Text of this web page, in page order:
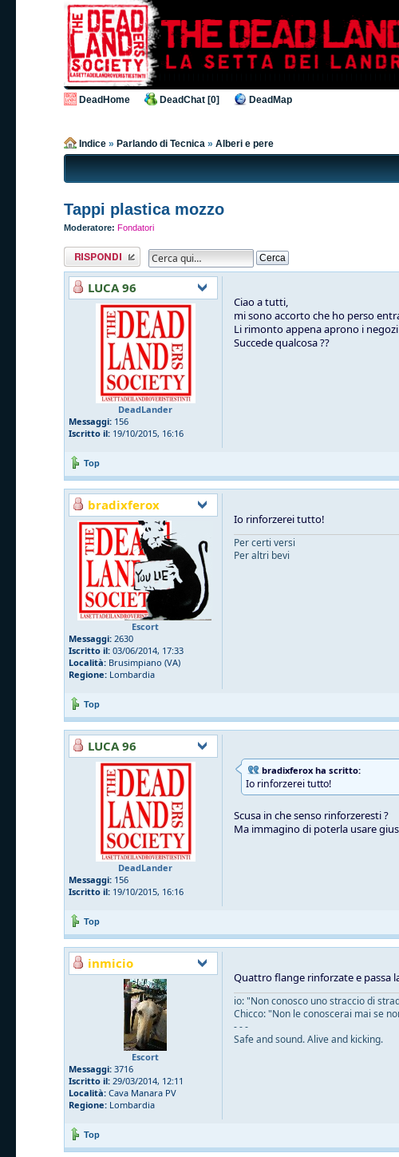
DeadHome DeadChat [0] DeadMap
Indice » Parlando di Tecnica » Alberi e pere
Tappi plastica mozzo
Moderatore: Fondatori
Rispondi al
messaggio
LUCA 96
DeadLander
Messaggi: 156
Iscritto il: 19/10/2015, 16:16
Ciao a tutti,
mi sono accorto che ho perso
Li rimonto appena aprono i
Succede qualcosa ??
Top
bradixferox
Escort
Messaggi: 2630
Iscritto il: 03/06/2014, 17:33
Località: Brusimpiano (VA)
Regione: Lombardia
Io rinforzerei tutto!
Per certi versi
Per altri bevi
Top
LUCA 96
DeadLander
Messaggi: 156
Iscritto il: 19/10/2015, 16:16
bradixferox ha scritto:
Io rinforzerei tutto!
Scusa in che senso rinforzeresti ?
Ma immagino di poterla usare
Top
inmicio
Escort
Messaggi: 3716
Iscritto il: 29/03/2014, 12:11
Località: Cava Manara PV
Regione: Lombardia
Quattro flange rinforzate e passa
io: "Non conosco uno straccio di
Chicco: "Non le conoscerai mai se
- - -
Safe and sound. Alive and kicking.
Top